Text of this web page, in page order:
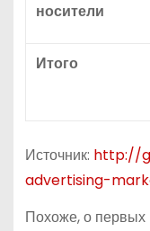
носители
Итого
Источник: http://
advertising-
Похоже, о первых